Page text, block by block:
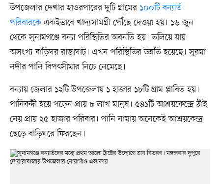
উপজেলার দেখার হাওরপারের দুটি গ্রামের ১০০টি বন্যার্ত
পরিবারকেএকইভাবে খাদ্যসামগ্রী পৌঁছে দেওয়া হয়। ১৬ জুন
থেকে সুনামগঞ্জে বন্যা পরিস্থিতির অবনতি হয়। তলিয়ে যায়
অসংখ্য বাড়িঘর রাস্তাঘাট। এখন পরিস্থিতির উন্নতি হয়েছে। সুরমা
নদীর পানি বিপৎসীমার নিচে নেমেছে।
বন্যায় জেলার ১২টি উপজেলায় ১ হাজার ১৮টি গ্রাম প্লাবিত হয়।
পানিবন্দী হয়ে পড়েন প্রায় ৮ লাখ মানুষ। ৫৪১টি আশ্রয়কেন্দ্রে ঠাঁই
নেয় প্রায় ২৫ হাজার পরিবার। পানি নামায় অনেকেই আশ্রয়কেন্দ্র
ছেড়ে বাড়িঘরে ফিরছেন।